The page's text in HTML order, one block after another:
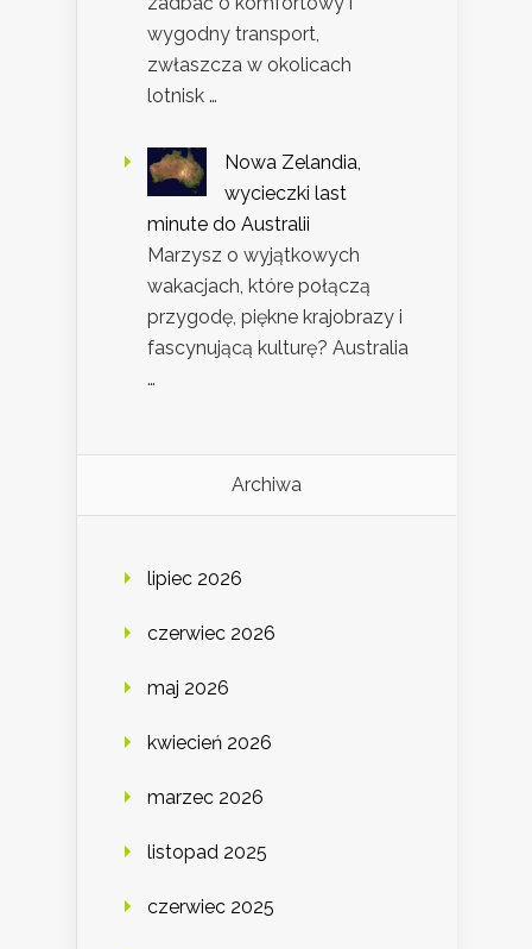
wygodny transport,
zwłaszcza w okolicach
lotnisk …
Nowa Zelandia,
wycieczki last
minute do Australii
Marzysz o wyjątkowych
wakacjach, które połączą
przygodę, piękne krajobrazy i
fascynującą kulturę? Australia
…
Archiwa
lipiec 2026
czerwiec 2026
maj 2026
kwiecień 2026
marzec 2026
listopad 2025
czerwiec 2025